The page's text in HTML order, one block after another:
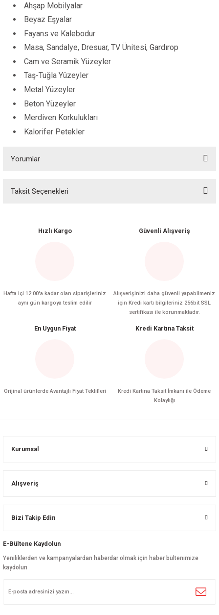
Ahşap Mobilyalar
Beyaz Eşyalar
Fayans ve Kalebodur
Masa, Sandalye, Dresuar, TV Ünitesi, Gardırop
Cam ve Seramik Yüzeyler
Taş-Tuğla Yüzeyler
Metal Yüzeyler
Beton Yüzeyler
Merdiven Korkulukları
Kalorifer Petekler
Yorumlar
Taksit Seçenekleri
Hızlı Kargo
Hafta içi 12:00'a kadar olan siparişleriniz
aynı gün kargoya teslim edilir
Güvenli Alışveriş
Alışverişinizi daha güvenli yapabilmeniz
için Kredi kartı bilgileriniz 256bit SSL
sertifikası ile korunmaktadır.
En Uygun Fiyat
Orijinal ürünlerde Avantajlı Fiyat Teklifleri
Kredi Kartına Taksit
Kredi Kartına Taksit İmkanı ile Ödeme
Kolaylığı
Kurumsal
Alışveriş
Bizi Takip Edin
E-Bültene Kaydolun
Yeniliklerden ve kampanyalardan haberdar olmak için haber bültenimize
kaydolun